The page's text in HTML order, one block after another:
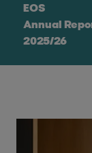
EOS
Annual
2025/26